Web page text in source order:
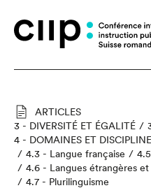
ARTICLES
3 - DIVERSITÉ ET ÉGALITÉ
4 - DOMAINES ET
4.3 - Langue française
4.6 - Langues étrangères
4.7 - Plurilinguisme